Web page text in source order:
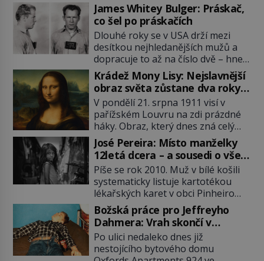
James Whitey Bulger: Práskač,
co šel po práskačích
Dlouhé roky se v USA drží mezi
desítkou nejhledanějších mužů a
dopracuje to až na číslo dvě – hned
po Usámovi bin Ládinovi (1957–
2011). To je James „Whitey“ Bulger
(1929–2018) viněný ze spoluúčasti
na 19 vraždách, vydírání a lichvy. A
samozřejmě, krom toho je ještě
drogový dealer, který neváhá
odstranit z cesty všechny práskače,
zatímco […]
Krádež Mony Lisy: Nejslavnější
obraz světa zůstane dva roky
nezvěstný
V pondělí 21. srpna 1911 visí v
pařížském Louvru na zdi prázdné
háky. Obraz, který dnes zná celý
svět, je pryč. Zpočátku si nikdo
nemyslí, že jde o krádež.
Zaměstnanci jsou přesvědčeni, že
Mona Lisa je jen v restaurátorské
dílně nebo u fotografa. Když se
ukáže pravda, propukne jeden z
největších honů na zloděje v […]
José Pereira: Místo manželky
12letá dcera – a sousedi o všem
vědí!
Píše se rok 2010. Muž v bílé košili
systematicky listuje kartotékou
lékařských karet v obci Pinheiro
ležící asi 20 kilometrů od farmy s
podivínským majitelem. Něco tu
nesedí. Ledaže… Ledaže by ta
mladá dívka z farmy byla ne
manželkou, ale dcerou – a všechny
Božská práce pro Jeffreyho
Dahmera: Vrah skončí v
tratolišti krve ve vězeňských
umývárnách
Po ulici nedaleko dnes již
nestojícího bytového domu